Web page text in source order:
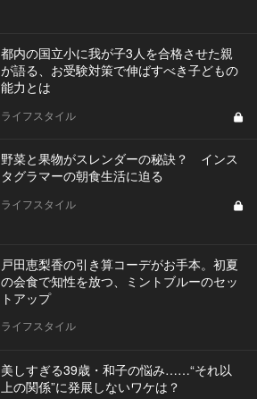
都内の国立小に我が子3人を合格させた親
が語る、お受験対策で伸ばすべき子どもの
能力とは
ライフスタイル
野菜と果物がスレンダーの秘訣？ インス
タグラマーの朝食生活に迫る
ライフスタイル
戸田恵梨香の引き算コーデがお手本。初夏
の会食で知性を放つ、ミントブルーのセッ
トアップ
ライフスタイル
美しすぎる39歳・和子の悩み……“それ以
上の関係”に発展しないワケは？